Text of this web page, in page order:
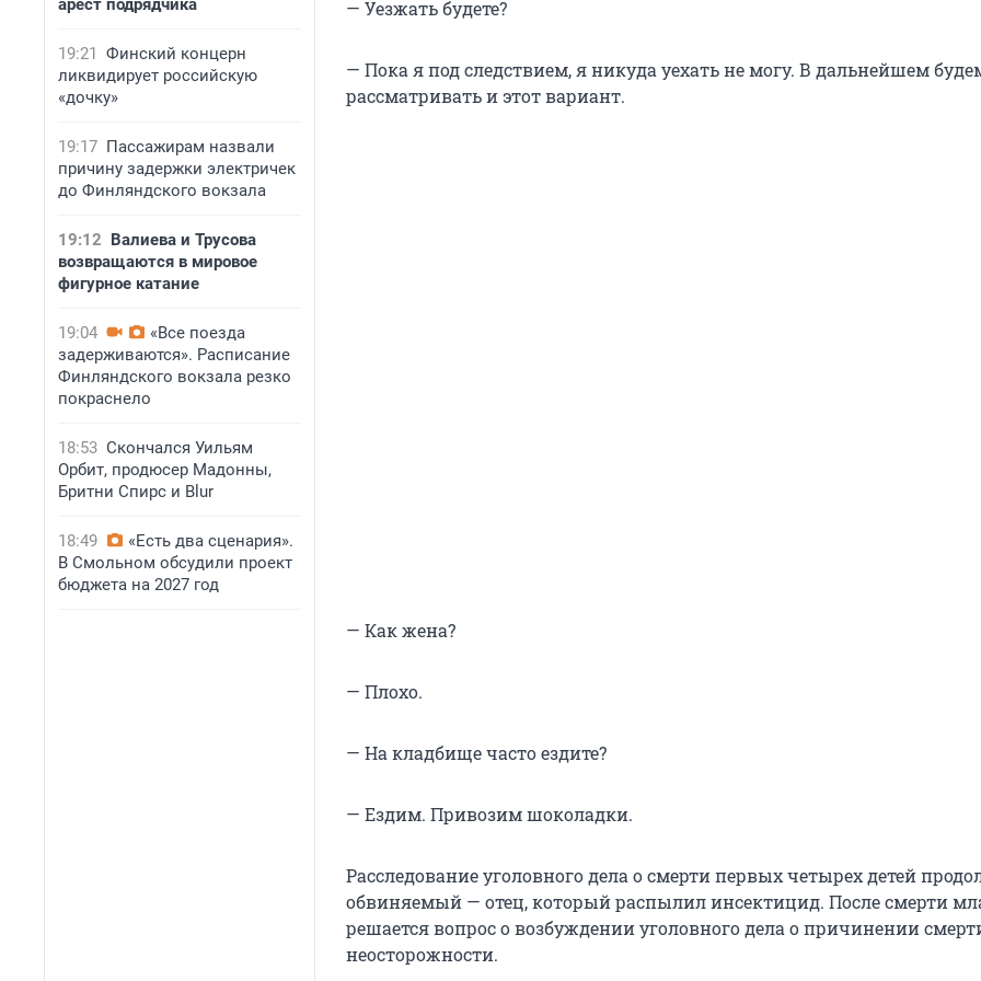
арест подрядчика
19:21 Финский концерн
ликвидирует российскую
«дочку»
19:17 Пассажирам назвали
причину задержки электричек
до Финляндского вокзала
19:12 Валиева и Трусова
возвращаются в мировое
фигурное катание
19:04
«Все поезда
задерживаются». Расписание
Финляндского вокзала резко
покраснело
18:53 Скончался Уильям
Орбит, продюсер Мадонны,
Бритни Спирс и Blur
18:49
«Есть два сценария».
В Смольном обсудили проект
бюджета на 2027 год
— Уезжать будете?
— Пока я под следствием, я никуда уехать не могу. В дальнейшем
рассматривать и этот вариант.
— Как жена?
— Плохо.
— На кладбище часто ездите?
— Ездим. Привозим шоколадки.
Расследование уголовного дела о смерти первых четырех детей
обвиняемый — отец, который распылил инсектицид. После смерти
решается вопрос о возбуждении уголовного дела о причинении
неосторожности.